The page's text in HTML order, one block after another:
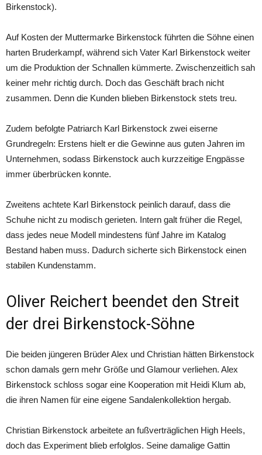
Birkenstock).
Auf Kosten der Muttermarke Birkenstock führten die Söhne einen
harten Bruderkampf, während sich Vater Karl Birkenstock weiter
um die Produktion der Schnallen kümmerte. Zwischenzeitlich sah
keiner mehr richtig durch. Doch das Geschäft brach nicht
zusammen. Denn die Kunden blieben Birkenstock stets treu.
Zudem befolgte Patriarch Karl Birkenstock zwei eiserne
Grundregeln: Erstens hielt er die Gewinne aus guten Jahren im
Unternehmen, sodass Birkenstock auch kurzzeitige Engpässe
immer überbrücken konnte.
Zweitens achtete Karl Birkenstock peinlich darauf, dass die
Schuhe nicht zu modisch gerieten. Intern galt früher die Regel,
dass jedes neue Modell mindestens fünf Jahre im Katalog
Bestand haben muss. Dadurch sicherte sich Birkenstock einen
stabilen Kundenstamm.
Oliver Reichert beendet den Streit
der drei Birkenstock-Söhne
Die beiden jüngeren Brüder Alex und Christian hätten Birkenstock
schon damals gern mehr Größe und Glamour verliehen. Alex
Birkenstock schloss sogar eine Kooperation mit Heidi Klum ab,
die ihren Namen für eine eigene Sandalenkollektion hergab.
Christian Birkenstock arbeitete an fußverträglichen High Heels,
doch das Experiment blieb erfolglos. Seine damalige Gattin